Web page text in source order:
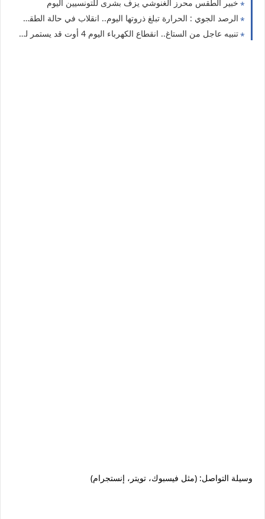
خبير الطقس محرز الغنوشي يزف بشرى للتونسيين اليوم
الرصد الجوي : الحرارة تبلغ ذروتها اليوم.. انقلاب في حالة الطقس بعد ساعات.. أمطار رعدية قادمة تشمل هذه الولايات
تنبيه عاجل من الستاغ.. انقطاع الكهرباء اليوم 4 أوت قد يستمر لساعتين في هذه الولايات
وسيلة التواصل: (مثل فيسبوك، تويتر، إنستجرام)